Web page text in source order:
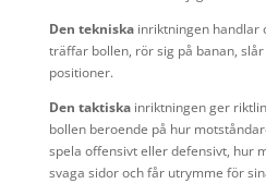
Den tekniskainriktningen handlar
träffar bollen, rör sig på banan,
positioner.
Den taktiskainriktningen ger
bollen beroende på hur
spela offensivt eller defensivt, hur
svaga sidor och får utrymme för